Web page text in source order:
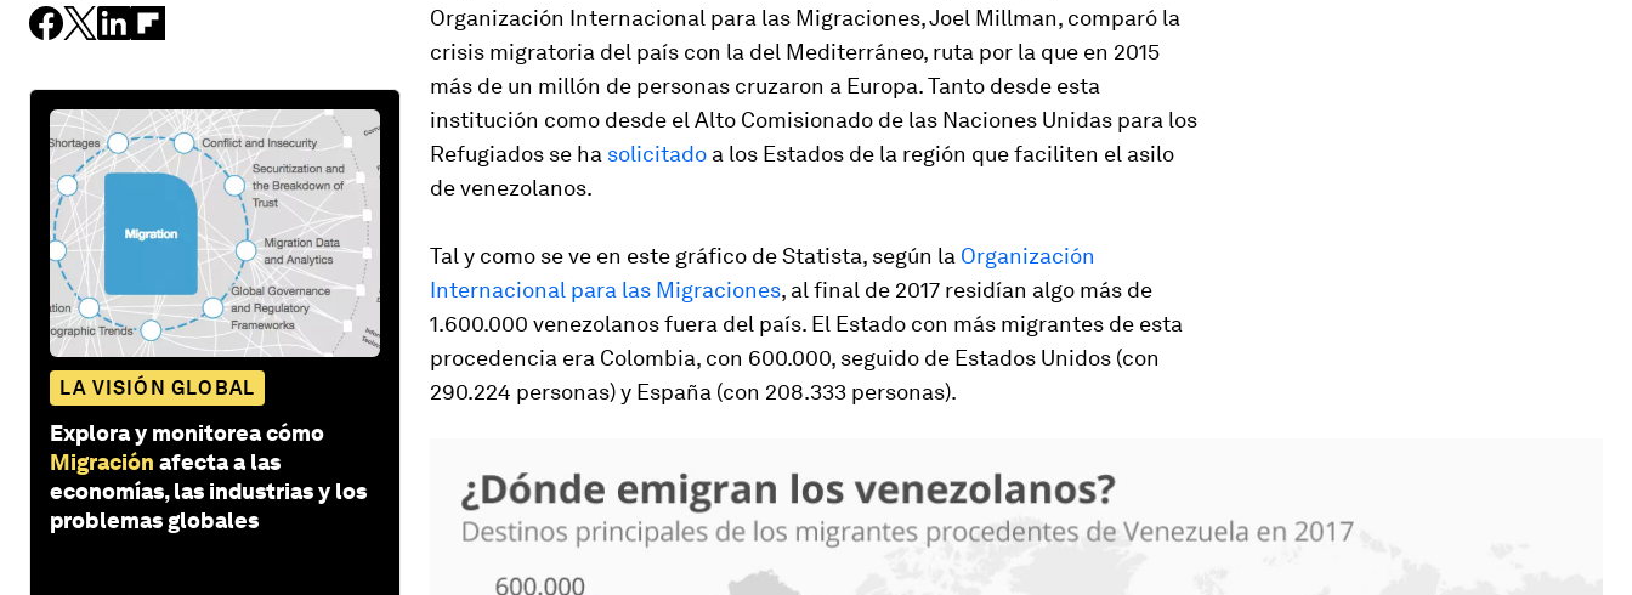
LA VISIÓN GLOBAL
Explora y monitorea cómo
Migración afecta a las
economías, las industrias y los
problemas globales
Organización Internacional para las Migraciones, Joel Millman, comparó la
crisis migratoria del país con la del Mediterráneo, ruta por la que en 2015
más de un millón de personas cruzaron a Europa. Tanto desde esta
institución como desde el Alto Comisionado de las Naciones Unidas para los
Refugiados se ha solicitado a los Estados de la región que faciliten el asilo
de venezolanos.
Tal y como se ve en este gráfico de Statista, según la Organización
Internacional para las Migraciones, al final de 2017 residían algo más de
1.600.000 venezolanos fuera del país. El Estado con más migrantes de esta
procedencia era Colombia, con 600.000, seguido de Estados Unidos (con
290.224 personas) y España (con 208.333 personas).